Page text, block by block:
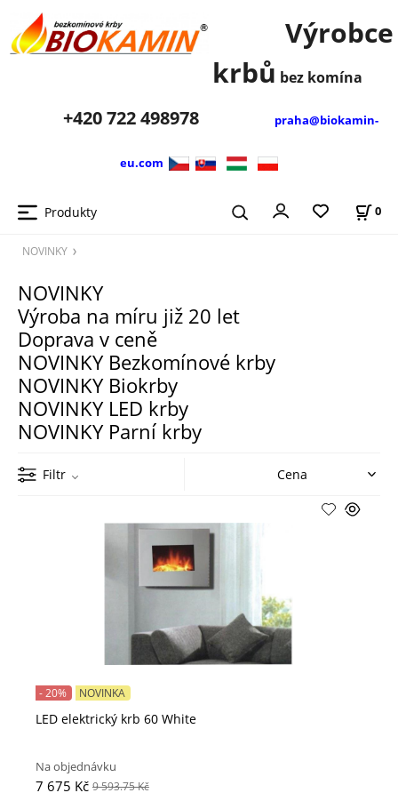
Výrobce
krbů bez komína
+420722 498978 praha@biokamin-
eu.com
Produkty 0
NOVINKY
NOVINKY
Výroba na míru již 20 let
Doprava v ceně
NOVINKY Bezkomínové krby
NOVINKY Biokrby
NOVINKY LED krby
NOVINKY Parní krby
Filtr
LED elektrický krb 60 White
- 20% NOVINKA
Na objednávku
7 675 Kč 9 593.75 Kč